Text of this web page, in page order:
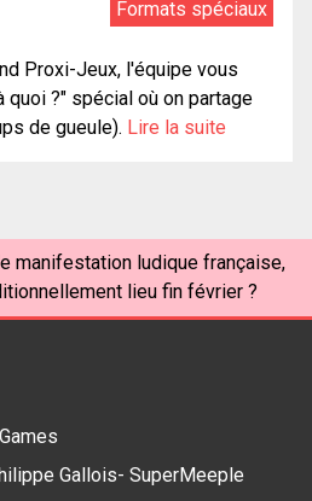
Formats spéciaux
Proxi-Jeux, l'équipe vous
quoi ?" spécial où on partage
de gueule). Lire la suite
manifestation ludique française,
lieu fin février ?
Gallois- SuperMeeple